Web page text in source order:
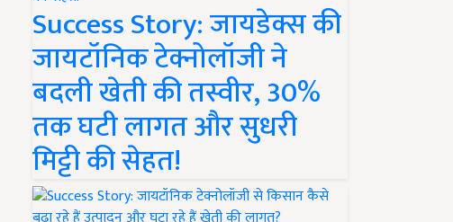
Success Story: जायडेक्स की
जायटॉनिक टेक्नोलॉजी ने
बदली खेती की तस्वीर, 30%
तक घटी लागत और सुधरी
मिट्टी की सेहत!